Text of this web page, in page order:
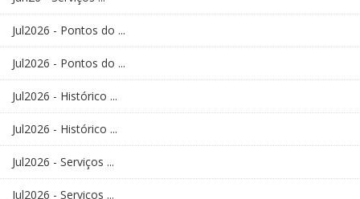
Jul2026 - Pontos do ...
Jul2026 - Pontos do ...
Jul2026 - Histórico ...
Jul2026 - Histórico ...
Jul2026 - Serviços ...
Jul2026 - Serviços ...